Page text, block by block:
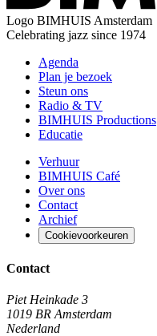
Logo BIMHUIS Amsterdam
Celebrating jazz since 1974
Agenda
Plan je bezoek
Steun ons
Radio & TV
BIMHUIS Productions
Educatie
Verhuur
BIMHUIS Café
Over ons
Contact
Archief
Cookievoorkeuren
Contact
Piet Heinkade 3
1019 BR Amsterdam
Nederland